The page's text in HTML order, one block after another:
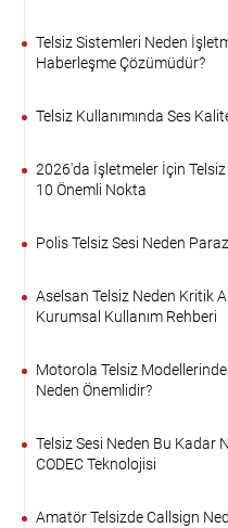
Telsiz Sistemleri Neden
Haberleşme Çözümüdür?
Telsiz Kullanımında Ses
2026'da İşletmeler İçin
10 Önemli Nokta
Polis Telsiz Sesi Neden
Aselsan Telsiz Neden Kritik
Kurumsal Kullanım Rehberi
Motorola Telsiz
Neden Önemlidir?
Telsiz Sesi Neden Bu Kadar
CODEC Teknolojisi
Amatör Telsizde Callsign